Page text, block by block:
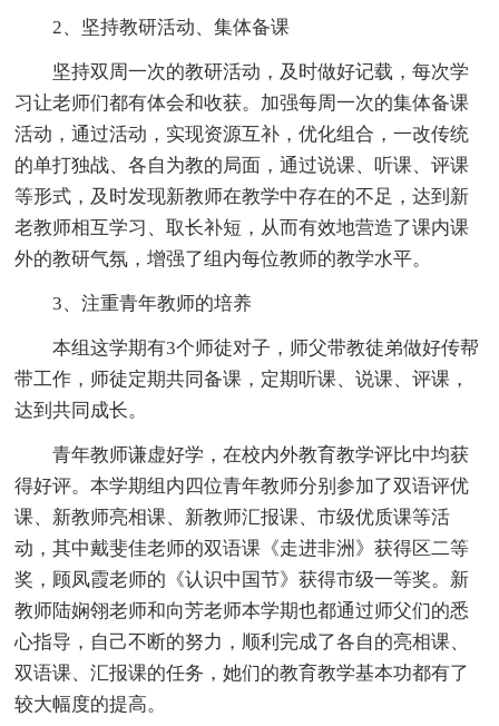
2、坚持教研活动、集体备课
坚持双周一次的教研活动，及时做好记载，每次学
习让老师们都有体会和收获。加强每周一次的集体备课
活动，通过活动，实现资源互补，优化组合，一改传统
的单打独战、各自为教的局面，通过说课、听课、评课
等形式，及时发现新教师在教学中存在的不足，达到新
老教师相互学习、取长补短，从而有效地营造了课内课
外的教研气氛，增强了组内每位教师的教学水平。
3、注重青年教师的培养
本组这学期有3个师徒对子，师父带教徒弟做好传帮
带工作，师徒定期共同备课，定期听课、说课、评课，
达到共同成长。
青年教师谦虚好学，在校内外教育教学评比中均获
得好评。本学期组内四位青年教师分别参加了双语评优
课、新教师亮相课、新教师汇报课、市级优质课等活
动，其中戴斐佳老师的双语课《走进非洲》获得区二等
奖，顾凤霞老师的《认识中国节》获得市级一等奖。新
教师陆娴翎老师和向芳老师本学期也都通过师父们的悉
心指导，自己不断的努力，顺利完成了各自的亮相课、
双语课、汇报课的任务，她们的教育教学基本功都有了
较大幅度的提高。